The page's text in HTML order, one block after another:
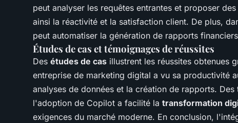
peut analyser les requêtes entrantes et proposer
ainsi la réactivité et la satisfaction client. De plus,
peut automatiser la génération de rapports
Études de cas et témoignages de réussites
Des études de cas illustrent les réussites obtenues
entreprise de marketing digital a vu sa productivité
analyses de données et la création de rapports.
l'adoption de Copilot a facilité la transformation
exigences du marché moderne. En conclusion,